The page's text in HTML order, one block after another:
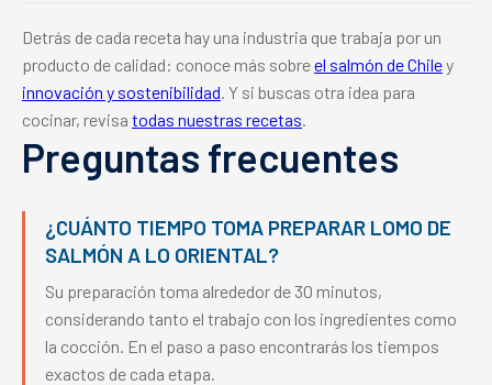
Detrás de cada receta hay una industria que trabaja por un
producto de calidad: conoce más sobreel salmón de Chiley
innovación y sostenibilidad . Y si buscas otra idea para
cocinar, revisa todas nuestras recetas
Preguntas frecuentes
¿CUÁNTO TIEMPO TOMA PREPARAR LOMO DE
SALMÓN A LO ORIENTAL?
Su preparación toma alrededor de 30 minutos,
considerando tanto el trabajo con los ingredientes como
la cocción. En el paso a paso encontrarás los tiempos
exactos de cada etapa.